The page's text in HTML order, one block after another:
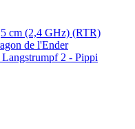
cm (2,4 GHz) (RTR)
de l'Ender
2 - Pippi